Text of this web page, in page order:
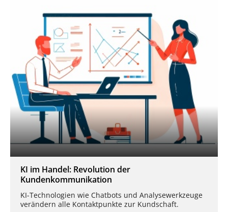
KI im Handel: Revolution der
Kundenkommunikation
KI-Technologien wie Chatbots und Analysewerkzeuge
verändern alle Kontaktpunkte zur Kundschaft.